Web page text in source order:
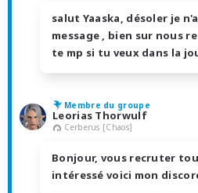
salut Yaaska, désoler je
message , bien sur nous
te mp si tu veux dans la
Membre du groupe
Leorias Thorwulf
Cerberus [Chaos]
Bonjour, vous recruter
intéressé voici mon